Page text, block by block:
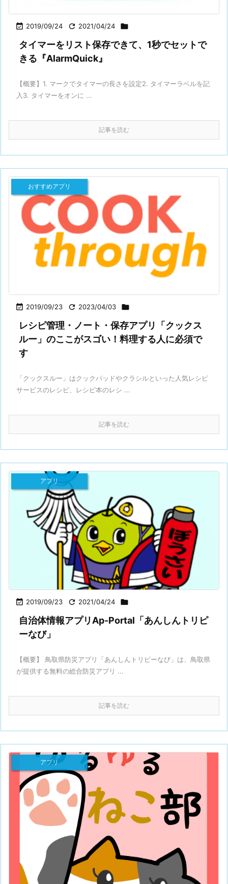
 2019/09/24  2021/04/24 
タイマーをリスト保存できて、1秒でセットで
きる『AlarmQuick』
【概要】1. マークでタイマーの長さを設定2. タイマーラベルを記
入3. タイマーをオンに ...
記事を読む
 2019/09/23  2023/04/03 
おすすめアプリ
レシピ管理・ノート・保存アプリ「クックス
ルー」のここがスゴい！料理する人に必須で
す
「クックスルー」はクックパッドやクラシルといった人気レシピ
サービスのレシピ、レシピ本のレシ ...
記事を読む
 2019/09/23  2021/04/24 
アプリ
自治体情報アプリAp-Portal「あんしんトリピ
ーなび」
【概要】 鳥取県防災アプリ「あんしんトリピーなび」は、鳥取県
が提供する無料の総合防災アプリ ...
記事を読む
アプリ